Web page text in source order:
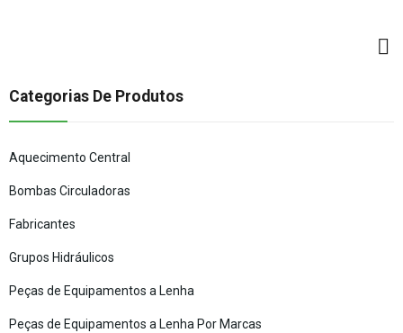
Categorias De Produtos
Aquecimento Central
Bombas Circuladoras
Fabricantes
Grupos Hidráulicos
Peças de Equipamentos a Lenha
Peças de Equipamentos a Lenha Por Marcas